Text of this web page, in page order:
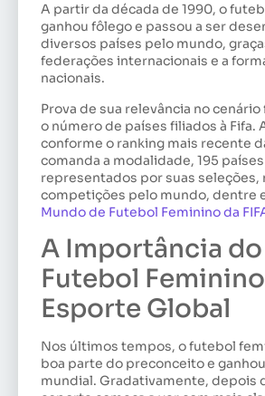
A partir da década de 1990, o
ganhou fôlego e passou a ser
diversos países pelo mundo,
federações internacionais e a
nacionais.
Prova de sua relevância no
o número de países filiados à Fifa.
conforme o ranking mais recente
comanda a modalidade, 195
representados por suas seleções,
competições pelo mundo, dentre
Mundo de Futebol Feminino da
A Importância do
Futebol
Esporte Global
Nos últimos tempos, o futebol
boa parte do preconceito e
mundial. Gradativamente, depois